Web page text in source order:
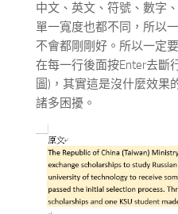
中文、英文、符號、數字
單一寬度也都不同，所以
不會都剛剛好。所以一定
在每一行後面按Enter去斷
圖)，其實這是沒什麼效果
諸多困擾。